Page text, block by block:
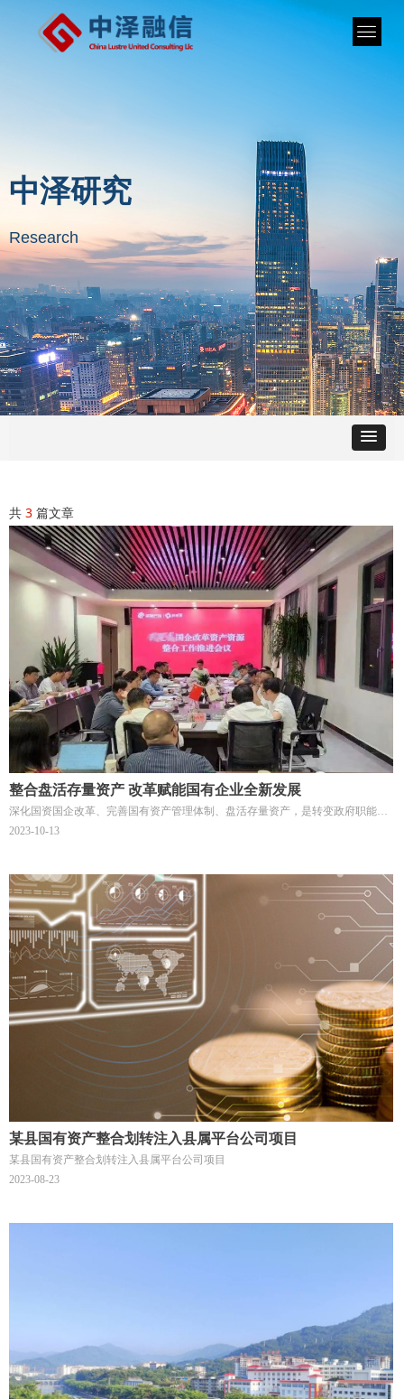
中泽研究
Research
共 3 篇文章
整合盘活存量资产 改革赋能国有企业全新发展
深化国资国企改革、完善国有资产管理体制、盘活存量资产，是转变政府职能、
优化资源配置、提高国有资本运行效率、防范资本运营和监管风险隐患的重要举
梳理，并提出存盘活路径。
2023-10-13
某县国有资产整合划转注入县属平台公司项目
某县国有资产整合划转注入县属平台公司项目
2023-08-23